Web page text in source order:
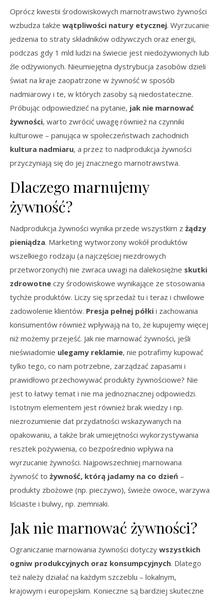
Oprócz kwestii środowiskowych marnotrawstwo żywności
wzbudza także wątpliwości natury etycznej. Wyrzucanie
jedzenia to straty składników odżywczych oraz energii,
podczas gdy 1 mld ludzi na świecie jest niedożywionych lub
źle odżywionych. Nieumiejętna dystrybucja zasobów dzieli
świat na kraje zaopatrzone w żywność w sposób
nadmiarowy i te, w których zasoby są niedostateczne.
Próbując odpowiedzieć na pytanie, jak nie marnować
żywności, warto zwrócić uwagę również na czynniki
kulturowe – panująca w społeczeństwach zachodnich
kultura nadmiaru, a przez to nadprodukcja żywności
przyczyniają się do jej znacznego marnotrawstwa.
Dlaczego marnujemy
żywność?
Nadprodukcja żywności wynika przede wszystkim z żądzy
pieniądza. Marketing wytworzony wokół produktów
wszelkiego rodzaju (a najczęściej niezdrowych
przetworzonych) nie zwraca uwagi na dalekosiężne skutki
zdrowotne czy środowiskowe wynikające ze stosowania
tychże produktów. Liczy się sprzedaż tu i teraz i chwilowe
zadowolenie klientów. Presja pełnej półki i zachowania
konsumentów również wpływają na to, że kupujemy więcej
niż możemy przejeść. Jak nie marnować żywności, jeśli
nieświadomie ulegamy reklamie, nie potrafimy kupować
tylko tego, co nam potrzebne, zarządzać zapasami i
prawidłowo przechowywać produkty żywnościowe? Nie
jest to łatwy temat i nie ma jednoznacznej odpowiedzi.
Istotnym elementem jest również brak wiedzy i np.
niezrozumienie dat przydatności wskazywanych na
opakowaniu, a także brak umiejętności wykorzystywania
resztek pożywienia, co bezpośrednio wpływa na
wyrzucanie żywności. Najpowszechniej marnowana
żywność to żywność, którą jadamy na co dzień –
produkty zbożowe (np. pieczywo), świeże owoce, warzywa
liściaste i bulwy, np. ziemniaki.
Jak nie marnować żywności?
Ograniczanie marnowania żywności dotyczy wszystkich
ogniw produkcyjnych oraz konsumpcyjnych. Dlatego
też należy działać na każdym szczeblu – lokalnym,
krajowym i europejskim. Konieczne są bardziej skuteczne